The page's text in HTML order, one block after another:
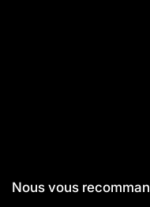
Nous vous